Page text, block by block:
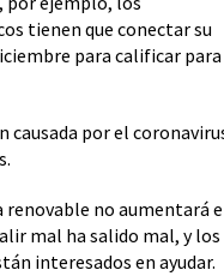
tienen que conectar su
para calificar para
por el
renovable no aumentará
mal ha salido mal, y los
interesados en ayudar.